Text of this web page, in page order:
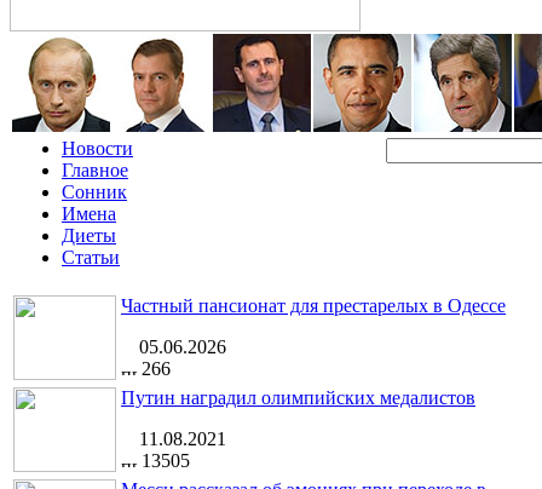
Новости
Главное
Сонник
Имена
Диеты
Статьи
Частный пансионат для престарелых в Одессе
05.06.2026
266
Путин наградил олимпийских медалистов
11.08.2021
13505